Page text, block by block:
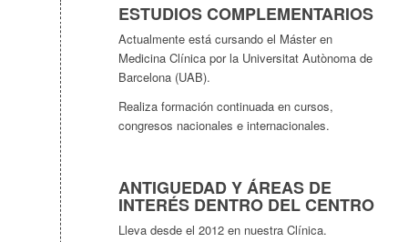
ESTUDIOS COMPLEMENTARIOS
Actualmente está cursando el Máster en
Medicina Clínica por la Universitat Autònoma de
Barcelona (UAB).
Realiza formación continuada en cursos,
congresos nacionales e internacionales.
ANTIGUEDAD Y ÁREAS DE
INTERÉS DENTRO DEL CENTRO
Lleva desde el 2012 en nuestra Clínica.